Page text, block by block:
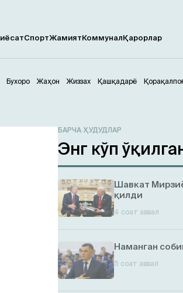
СпортЖамиятКоммуналҚарорлар
Бухоро Жаҳон Жиззах Қашқадарё
БАРЧА ҲУДУДЛАР
Энг кўп
Шавкат
қилди
4 соат аввал
Наманган
5 соат аввал